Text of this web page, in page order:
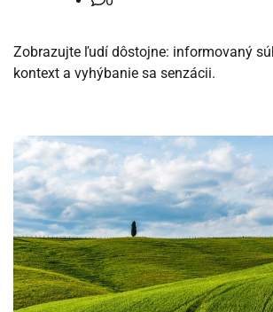
Zobrazujte ľudí dôstojne: informovaný
kontext a vyhýbanie sa senzácii.